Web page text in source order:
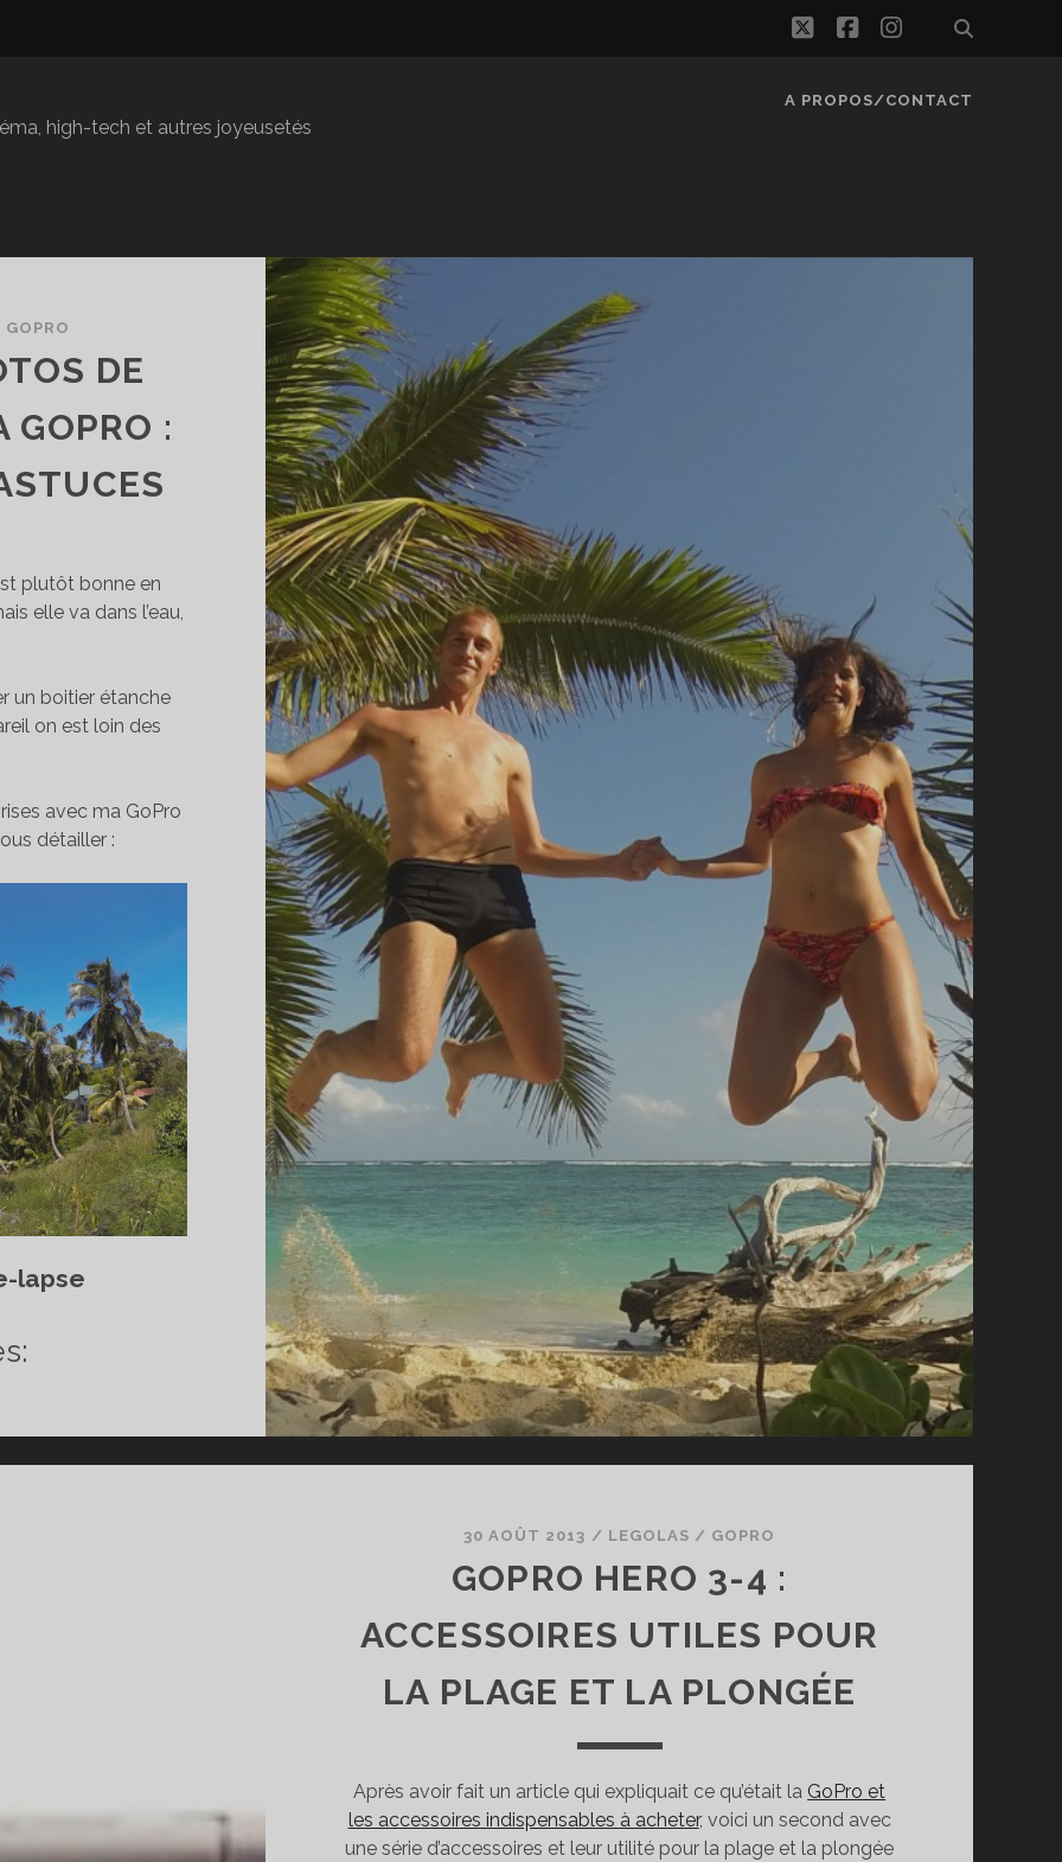
twitterfacebook
instagram
high-tech et autres joyeusetés
A PROPOS/CONTACT
GOPRO
DE
GOPRO :
plutôt bonne en
elle va dans l’eau,
un boitier étanche
on est loin des
avec ma GoPro
détailler :
lapse
30 AOÛT 2013 / LEGOLAS / GOPRO
GOPRO HERO 3-4 :
ACCESSOIRES UTILES POUR
LA PLAGE ET LA PLONGÉE
Après avoir fait un article qui expliquait ce qu’était la GoPro et
les accessoires indispensables à acheter, voici un second avec
une série d’accessoires et leur utilité pour la plage et la plongée